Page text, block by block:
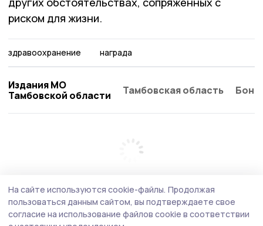
риском для жизни.
здравоохранение награда
Издания МО
Тамбовской области
Тамбовская область
На сайте используются cookie-файлы. Продолжая
пользоваться данным сайтом, вы подтверждаете свое
согласие на использование файлов cookie в соответствии